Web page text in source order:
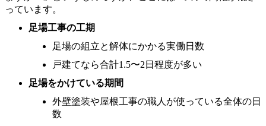
っています。
足場工事の工期
足場の組立と解体にかかる実働日数
戸建てなら合計1.5〜2日程度が多い
足場をかけている期間
外壁塗装や屋根工事の職人が使っている全体の日
数